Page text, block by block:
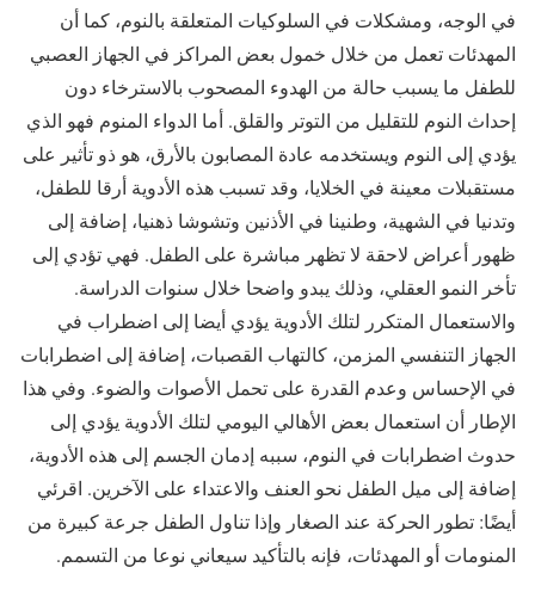
في الوجه، ومشكلات في السلوكيات المتعلقة بالنوم، كما أن
المهدئات تعمل من خلال خمول بعض المراكز في الجهاز العصبي
للطفل ما يسبب حالة من الهدوء المصحوب بالاسترخاء دون
إحداث النوم للتقليل من التوتر والقلق. أما الدواء المنوم فهو الذي
يؤدي إلى النوم ويستخدمه عادة المصابون بالأرق، هو ذو تأثير على
مستقبلات معينة في الخلايا، وقد تسبب هذه الأدوية أرقا للطفل،
وتدنيا في الشهية، وطنينا في الأذنين وتشوشا ذهنيا، إضافة إلى
ظهور أعراض لاحقة لا تظهر مباشرة على الطفل. فهي تؤدي إلى
تأخر النمو العقلي، وذلك يبدو واضحا خلال سنوات الدراسة.
والاستعمال المتكرر لتلك الأدوية يؤدي أيضا إلى اضطراب في
الجهاز التنفسي المزمن، كالتهاب القصبات، إضافة إلى اضطرابات
في الإحساس وعدم القدرة على تحمل الأصوات والضوء. وفي هذا
الإطار أن استعمال بعض الأهالي اليومي لتلك الأدوية يؤدي إلى
حدوث اضطرابات في النوم، سببه إدمان الجسم إلى هذه الأدوية،
إضافة إلى ميل الطفل نحو العنف والاعتداء على الآخرين. اقرئي
أيضًا: تطور الحركة عند الصغار وإذا تناول الطفل جرعة كبيرة من
المنومات أو المهدئات، فإنه بالتأكيد سيعاني نوعا من التسمم.